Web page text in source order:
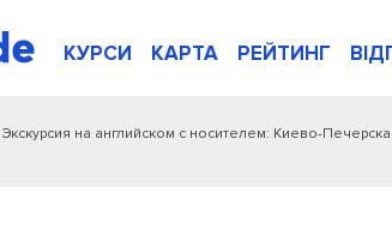
КУРСИ КАРТА РЕЙТИНГ
Экскурсия на английском с носителем: Киево-